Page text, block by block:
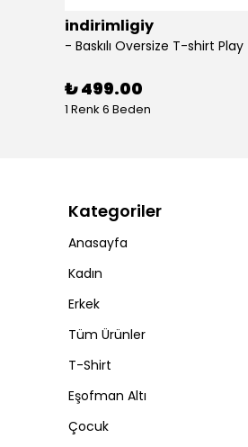
indirimligiy
- Baskılı Oversize T-shirt Play
₺ 499.00
1 Renk 6 Beden
Kategoriler
Anasayfa
Kadın
Erkek
Tüm Ürünler
T-Shirt
Eşofman Altı
Çocuk